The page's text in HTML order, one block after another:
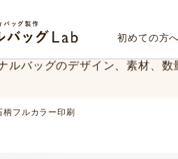
初めての方へ
ルバッグのデザイン、素材、数
ルバッグのデザイン、素材、数
フルカラー印刷